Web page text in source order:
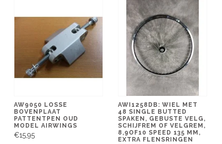
AW9050 LOSSE
BOVENPLAAT
PATTENTPEN OUD
MODEL AIRWINGS
€15,95
AWI1258DB: WIEL MET
48 SINGLE BUTTED
SPAKEN, GEBUSTE VELG,
SCHIJFREM OF VELGREM,
8,9OF10 SPEED 135 MM,
EXTRA FLENSRINGEN